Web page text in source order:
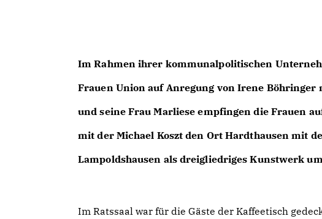
Im Rahmen ihrer kommunalpolitischen
Frauen Union auf Anregung von Irene
und seine Frau Marliese empfingen die Frauen
mit der Michael Koszt den Ort Hardthausen mit
Lampoldshausen als dreigliedriges Kunstwerk
Im Ratssaal war für die Gäste der Kaffeetisch